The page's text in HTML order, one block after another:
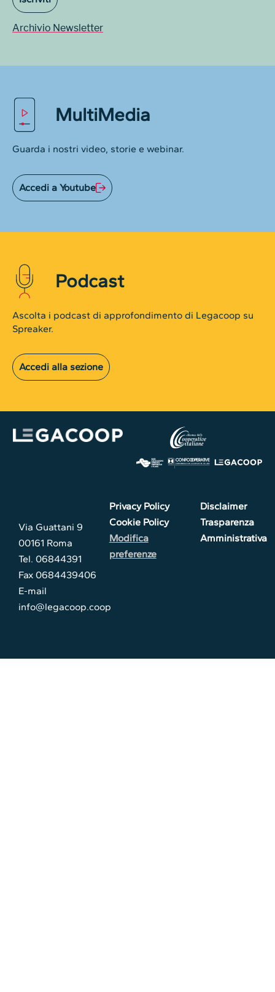
Archivio Newsletter
MultiMedia
Guarda i nostri video, storie e webinar.
Accedi a Youtube
Podcast
Ascolta i podcast di approfondimento di Legacoop su
Spreaker.
Accedi alla sezione
Via Guattani 9
00161 Roma
Tel. 06844391
Fax 0684439406
E-mail
info@legacoop.coop
Privacy Policy
Cookie Policy
Modifica
preferenze
Disclaimer
Trasparenza
Amministrativa